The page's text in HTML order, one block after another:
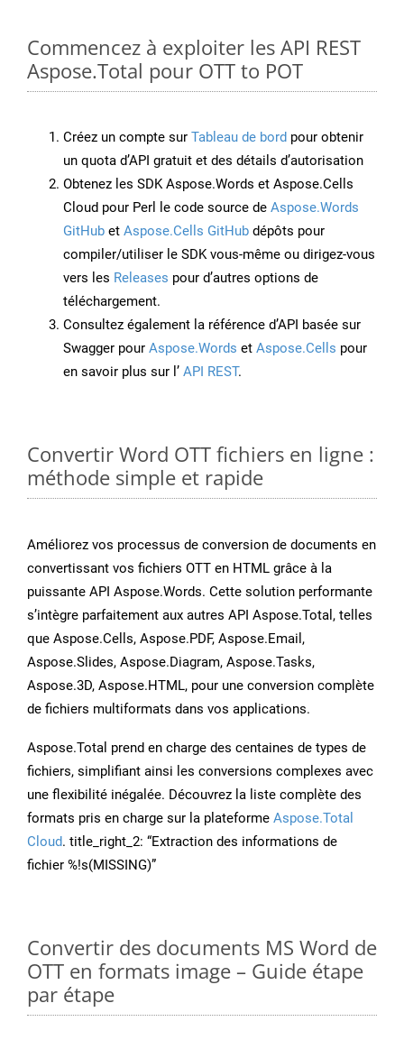
Commencez à exploiter les API REST
Aspose.Total pour OTT to POT
Créez un compte sur Tableau de bord pour obtenir
un quota d’API gratuit et des détails d’autorisation
Obtenez les SDK Aspose.Words et Aspose.Cells
Cloud pour Perl le code source de Aspose.Words
GitHub et Aspose.Cells GitHub dépôts pour
compiler/utiliser le SDK vous-même ou dirigez-vous
vers les Releases pour d’autres options de
téléchargement.
Consultez également la référence d’API basée sur
Swagger pour Aspose.Words et Aspose.Cells pour
en savoir plus sur l’ API REST.
Convertir Word OTT fichiers en ligne :
méthode simple et rapide
Améliorez vos processus de conversion de documents en
convertissant vos fichiers OTT en HTML grâce à la
puissante API Aspose.Words. Cette solution performante
s’intègre parfaitement aux autres API Aspose.Total, telles
que Aspose.Cells, Aspose.PDF, Aspose.Email,
Aspose.Slides, Aspose.Diagram, Aspose.Tasks,
Aspose.3D, Aspose.HTML, pour une conversion complète
de fichiers multiformats dans vos applications.
Aspose.Total prend en charge des centaines de types de
fichiers, simplifiant ainsi les conversions complexes avec
une flexibilité inégalée. Découvrez la liste complète des
formats pris en charge sur la plateforme Aspose.Total
Cloud. title_right_2: “Extraction des informations de
fichier %!s(MISSING)”
Convertir des documents MS Word de
OTT en formats image – Guide étape
par étape